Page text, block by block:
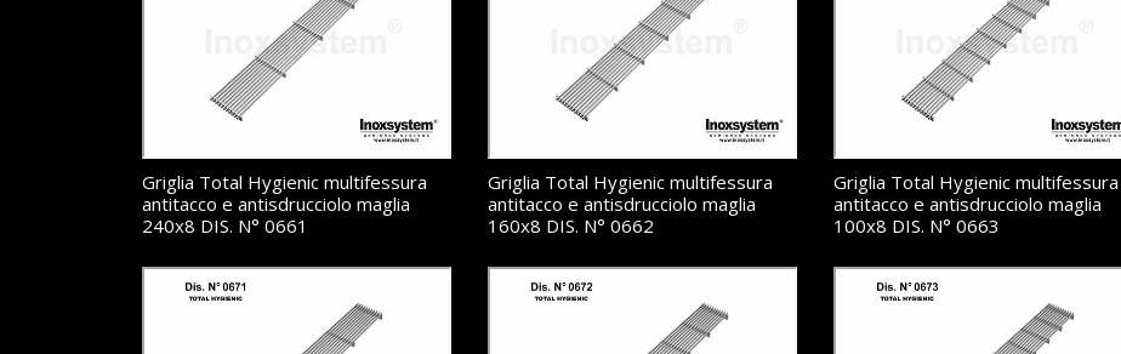
Griglia Total Hygienic multifessura
antitacco e antisdrucciolo maglia
240x8 DIS. N° 0661
Griglia Total Hygienic multifessura
antitacco e antisdrucciolo maglia
160x8 DIS. N° 0662
Griglia Total Hygienic multifessura
antitacco e antisdrucciolo maglia
100x8 DIS. N° 0663